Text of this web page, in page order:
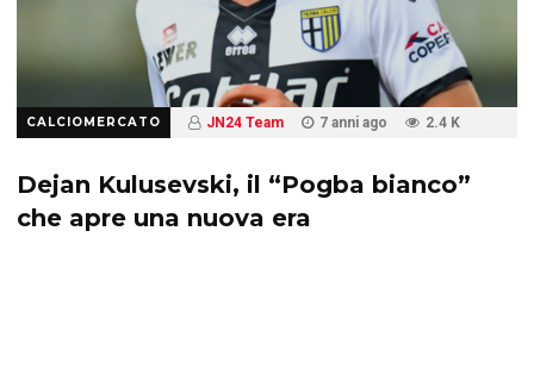
CALCIOMERCATO JN24 Team 7 anni ago 2.4 K
Dejan Kulusevski, il “Pogba bianco”
che apre una nuova era